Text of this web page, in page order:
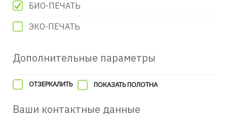
БИО-ПЕЧАТЬ
ЭКО-ПЕЧАТЬ
Дополнительные параметры
ОТЗЕРКАЛИТЬ ПОКАЗАТЬ ПОЛОТНА
Ваши контактные данные